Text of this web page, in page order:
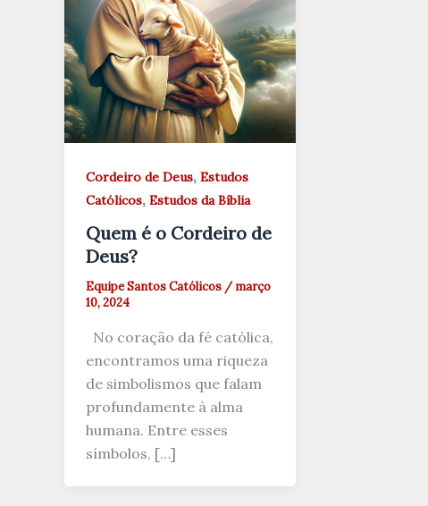
Cordeiro de Deus, Estudos
Católicos, Estudos da Bíblia
Quem é o Cordeiro de
Deus?
Equipe Santos Católicos / março
10, 2024
No coração da fé católica,
encontramos uma riqueza
de simbolismos que falam
profundamente à alma
humana. Entre esses
símbolos, […]